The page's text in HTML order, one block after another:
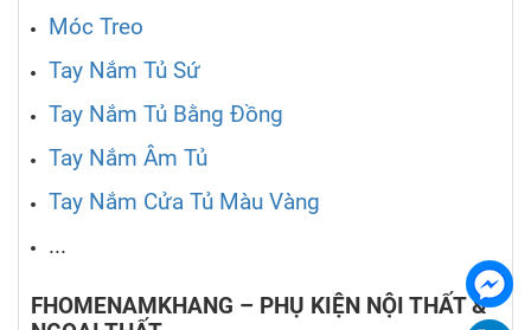
Móc Treo
Tay Nắm Tủ Sứ
Tay Nắm Tủ Bằng Đồng
Tay Nắm Âm Tủ
Tay Nắm Cửa Tủ Màu Vàng
...
FHOMENAMKHANG – PHỤ KIỆN NỘI THẤT &